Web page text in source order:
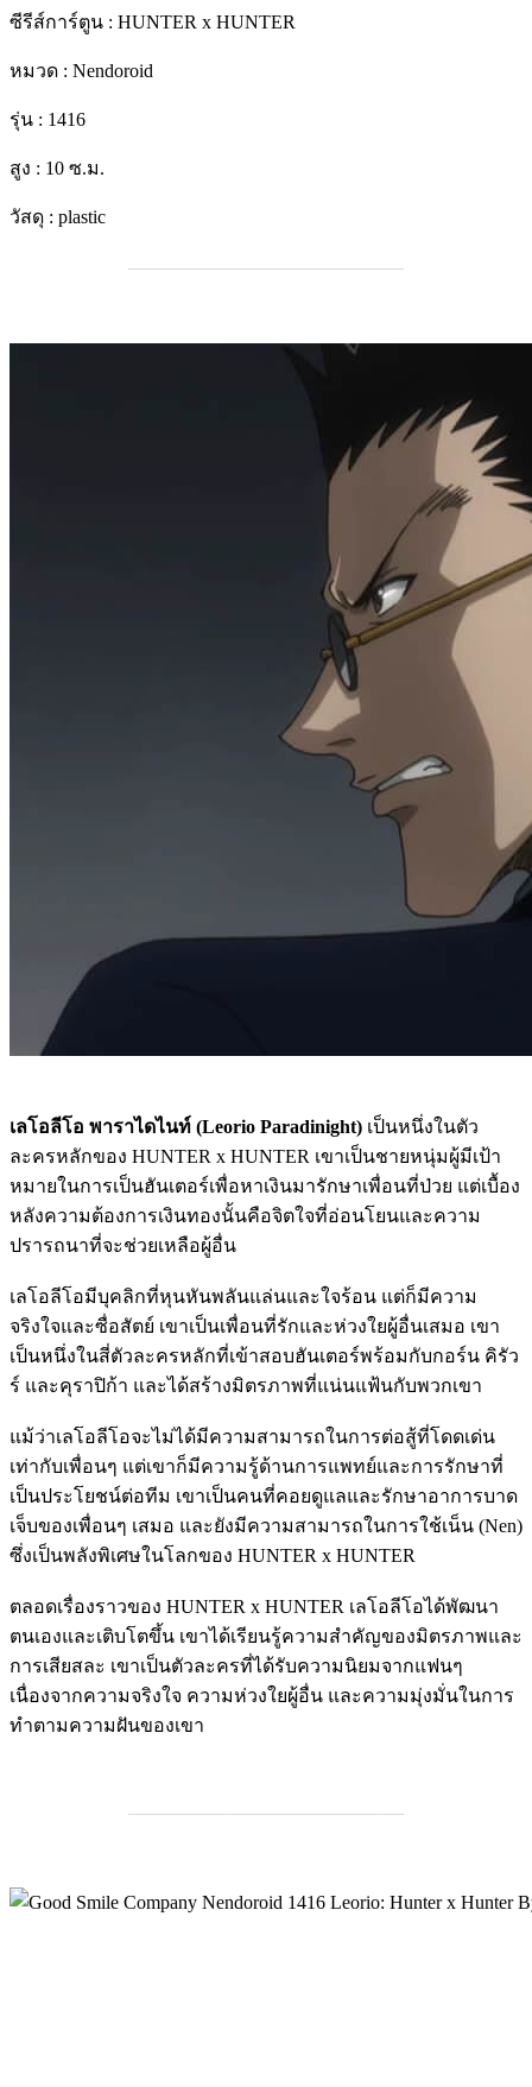
ซีรีส์การ์ตูน : HUNTER x HUNTER
หมวด : Nendoroid
รุ่น : 1416
สูง : 10 ซ.ม.
วัสดุ : plastic
เลโอลีโอ พาราไดไนท์ (Leorio Paradinight) เป็นหนึ่งในตัว
ละครหลักของ HUNTER x HUNTER เขาเป็นชายหนุ่มผู้มีเป้า
หมายในการเป็นฮันเตอร์เพื่อหาเงินมารักษาเพื่อนที่ป่วย แต่เบื้อง
หลังความต้องการเงินทองนั้นคือจิตใจที่อ่อนโยนและความ
ปรารถนาที่จะช่วยเหลือผู้อื่น
เลโอลีโอมีบุคลิกที่หุนหันพลันแล่นและใจร้อน แต่ก็มีความ
จริงใจและซื่อสัตย์ เขาเป็นเพื่อนที่รักและห่วงใยผู้อื่นเสมอ เขา
เป็นหนึ่งในสี่ตัวละครหลักที่เข้าสอบฮันเตอร์พร้อมกับกอร์น คิรัว
ร์ และคุราปิก้า และได้สร้างมิตรภาพที่แน่นแฟ้นกับพวกเขา
แม้ว่าเลโอลีโอจะไม่ได้มีความสามารถในการต่อสู้ที่โดดเด่น
เท่ากับเพื่อนๆ แต่เขาก็มีความรู้ด้านการแพทย์และการรักษาที่
เป็นประโยชน์ต่อทีม เขาเป็นคนที่คอยดูแลและรักษาอาการบาด
เจ็บของเพื่อนๆ เสมอ และยังมีความสามารถในการใช้เน็น (Nen)
ซึ่งเป็นพลังพิเศษในโลกของ HUNTER x HUNTER
ตลอดเรื่องราวของ HUNTER x HUNTER เลโอลีโอได้พัฒนา
ตนเองและเติบโตขึ้น เขาได้เรียนรู้ความสำคัญของมิตรภาพและ
การเสียสละ เขาเป็นตัวละครที่ได้รับความนิยมจากแฟนๆ
เนื่องจากความจริงใจ ความห่วงใยผู้อื่น และความมุ่งมั่นในการ
ทำตามความฝันของเขา